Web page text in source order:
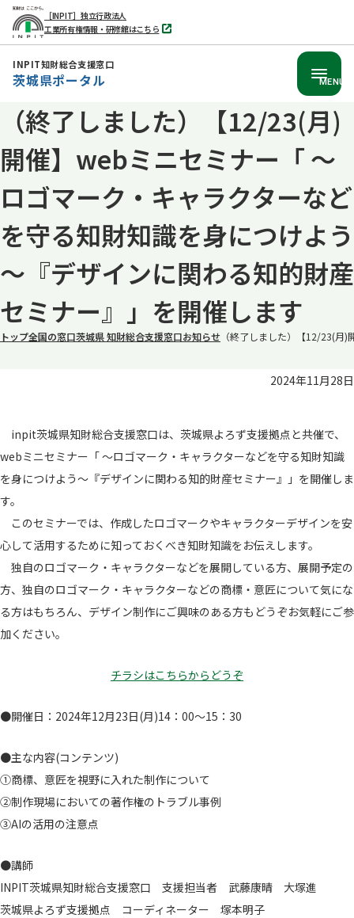
へ
動
［INPIT］独立行政法人
工業所有権情報・研修館はこちら
別
タ
INPIT知財総合支援窓口
茨城県ポータル MENU
（終了しました）【12/23(月)
開催】webミニセミナー「 ～
ロゴマーク・キャラクターなど
を守る知財知識を身につけよう
～『デザインに関わる知的財産
セミナー』」を開催します
トップ全国の窓口茨城県 知財総合支援窓口お知らせ （終了しました）【12/23(月
2024年11月28日
inpit茨城県知財総合支援窓口は、茨城県よろず支援拠点と共催で、
webミニセミナー「 ～ロゴマーク・キャラクターなどを守る知財知識
を身につけよう～『デザインに関わる知的財産セミナー』」を開催しま
す。
このセミナーでは、作成したロゴマークやキャラクターデザインを安
心して活用するために知っておくべき知財知識をお伝えします。
独自のロゴマーク・キャラクターなどを展開している方、展開予定の
方、独自のロゴマーク・キャラクターなどの商標・意匠について気にな
る方はもちろん、デザイン制作にご興味のある方もどうぞお気軽にご参
加ください。
チラシはこちらからどうぞ
●開催日：2024年12月23日(月)14：00～15：30
●主な内容(コンテンツ)
①商標、意匠を視野に入れた制作について
②制作現場においての著作権のトラブル事例
③AIの活用の注意点
●講師
INPIT茨城県知財総合支援窓口 支援担当者 武藤康晴 大塚進
茨城県よろず支援拠点 コーディネーター 塚本明子